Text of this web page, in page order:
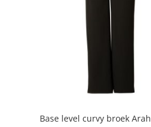
Base level curvy broek Arah